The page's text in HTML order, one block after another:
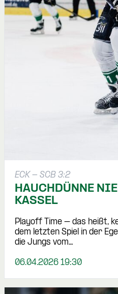
ECK - SCB 3:2
HAUCHDÜNNE
KASSEL
Playoff Time – das heißt,
dem letzten Spiel in der
die Jungs vom…
06.04.2026 19:30